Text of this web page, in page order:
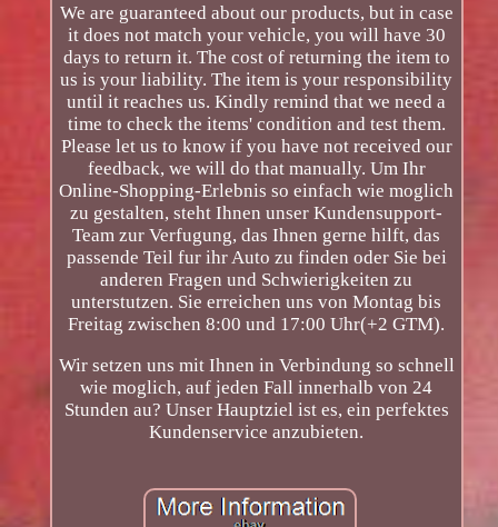
We are guaranteed about our products, but in case
it does not match your vehicle, you will have 30
days to return it. The cost of returning the item to
us is your liability. The item is your responsibility
until it reaches us. Kindly remind that we need a
time to check the items' condition and test them.
Please let us to know if you have not received our
feedback, we will do that manually. Um Ihr
Online-Shopping-Erlebnis so einfach wie moglich
zu gestalten, steht Ihnen unser Kundensupport-
Team zur Verfugung, das Ihnen gerne hilft, das
passende Teil fur ihr Auto zu finden oder Sie bei
anderen Fragen und Schwierigkeiten zu
unterstutzen. Sie erreichen uns von Montag bis
Freitag zwischen 8:00 und 17:00 Uhr(+2 GTM).
Wir setzen uns mit Ihnen in Verbindung so schnell
wie moglich, auf jeden Fall innerhalb von 24
Stunden au? Unser Hauptziel ist es, ein perfektes
Kundenservice anzubieten.